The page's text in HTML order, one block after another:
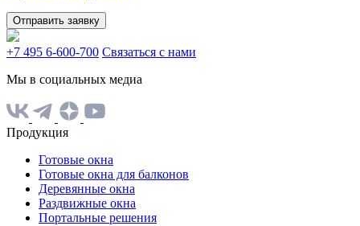
Отправить заявку
+7 495 6-600-700 Связаться с нами
Мы в социальных медиа
Продукция
Готовые окна
Готовые окна для балконов
Деревянные окна
Раздвижные окна
Портальные решения